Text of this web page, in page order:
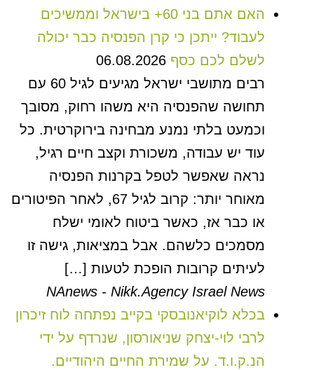
האם אתם בני 60+ בישראל וממשיכים
לעבוד? ייתכן כי קרן הפנסיה כבר יכולה
לשלם לכם כסף 06.08.2026
רבים מתושבי ישראל מגיעים לגיל 60 עם
תחושה שהפנסיה היא משהו רחוק, מסובך
וכמעט בלתי נמנע מבחינה בירוקרטית. כל
עוד יש עבודה, משכורת וקצב חיים רגיל,
נראה שאפשר לטפל בקרנות הפנסיה
מאוחר יותר: קרוב לגיל 67, לאחר הפיטורים
או כבר אז, כאשר ביטוח לאומי ישלח
מסמכים כלשהם. אבל במציאות, גישה זו
לעיתים קרובות הופכת לטעות […]
NAnews - Nikk.Agency Israel News
בכלא לוקיאנובסקי בקייב נפתחה לוח זיכרון
לרבי לוי-יצחק שניאורסון, שנרדף על ידי
הנ.ק.ו.ד. על שמירת החיים היהודיים.